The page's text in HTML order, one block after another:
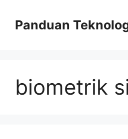
contentPanduan
biometrik